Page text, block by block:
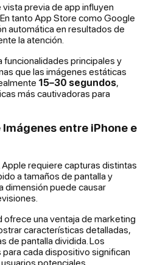
previa de app influyen
tanto App Store como Google
automática en resultados de
la atención.
principales y
que las imágenes estáticas
15–30 segundos,
más cautivadoras para
entre iPhone e
requiere capturas distintas
a tamaños de pantalla y
dimensión puede causar
ofrece una ventaja de marketing
características detalladas,
de pantalla dividida. Los
cada dispositivo significan
potenciales.